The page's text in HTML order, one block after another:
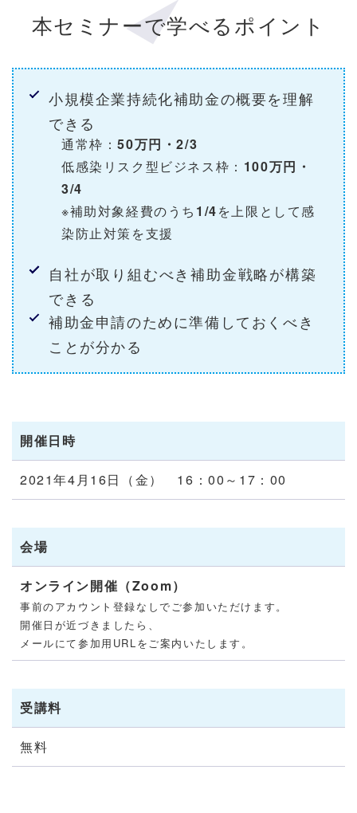
本セミナーで学べるポイント
小規模企業持続化補助金の概要を理解
できる
通常枠：50万円・2/3
低感染リスク型ビジネス枠： 100万円・
3/4
※補助対象経費のうち 1/4を上限として感
染防止対策を支援
自社が取り組むべき補助金戦略が構築
できる
補助金申請のために準備しておくべき
ことが分かる
開催日時
2021年4月16日（金） 16：00～17：00
会場
オンライン開催（Zoom）
事前のアカウント登録なしでご参加いただけます。
開催日が近づきましたら、
メールにて参加用URLをご案内いたします。
受講料
無料